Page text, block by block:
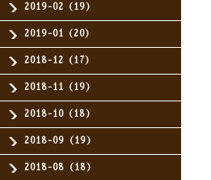
2019-02（19）
2019-01（20）
2018-12（17）
2018-11（19）
2018-10（18）
2018-09（19）
2018-08（18）